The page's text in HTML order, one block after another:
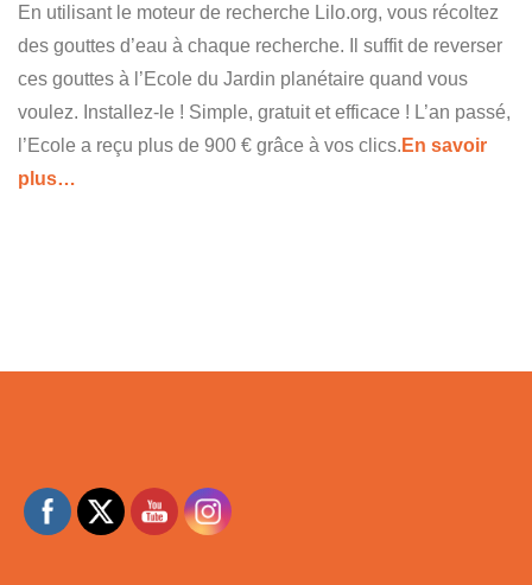
En utilisant le moteur de recherche Lilo.org, vous récoltez
des gouttes d’eau à chaque recherche. Il suffit de reverser
ces gouttes à l’Ecole du Jardin planétaire quand vous
voulez. Installez-le ! Simple, gratuit et efficace ! L’an passé,
l’Ecole a reçu plus de 900 € grâce à vos clics. En savoir
plus…